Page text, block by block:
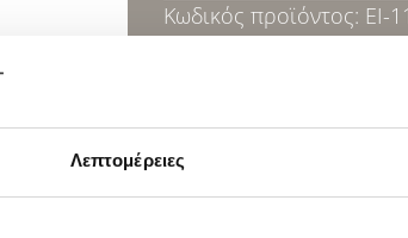
Λεπτομέρειες
Κωδικός προϊόντος: EI-
ΕΠΙΚΟΙΝΩΝΉΣΤΕ